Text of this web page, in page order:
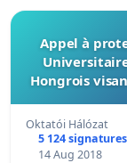
Appel à
Hongrois
Oktatói Hálózat
5 124 signatures
14 Aug 2018